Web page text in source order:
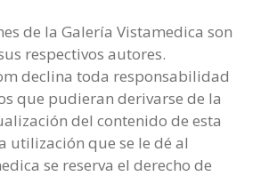
de la Galería Vistamedica son
respectivos autores.
declina toda responsabilidad
que pudieran derivarse de la
del contenido de esta
utilización que se le dé al
se reserva el derecho de